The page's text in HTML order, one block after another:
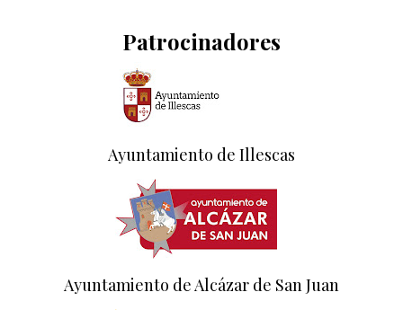
Patrocinadores
Ayuntamiento de Illescas
Ayuntamiento de Alcázar de San Juan